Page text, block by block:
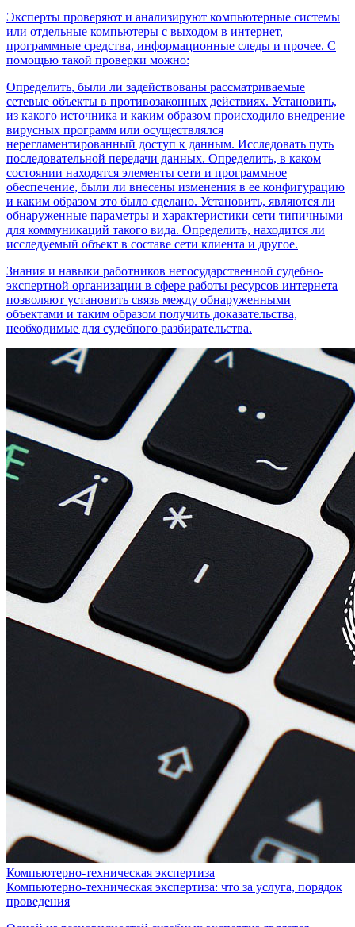
Эксперты проверяют и анализируют компьютерные системы
или отдельные компьютеры с выходом в интернет,
программные средства, информационные следы и прочее. С
помощью такой проверки можно:
Определить, были ли задействованы рассматриваемые
сетевые объекты в противозаконных действиях. Установить,
из какого источника и каким образом происходило внедрение
вирусных программ или осуществлялся
нерегламентированный доступ к данным. Исследовать путь
последовательной передачи данных. Определить, в каком
состоянии находятся элементы сети и программное
обеспечение, были ли внесены изменения в ее конфигурацию
и каким образом это было сделано. Установить, являются ли
обнаруженные параметры и характеристики сети типичными
для коммуникаций такого вида. Определить, находится ли
исследуемый объект в составе сети клиента и другое.
Знания и навыки работников негосударственной судебно-
экспертной организации в сфере работы ресурсов интернета
позволяют установить связь между обнаруженными
объектами и таким образом получить доказательства,
необходимые для судебного разбирательства.
Компьютерно-техническая экспертиза
Компьютерно-техническая экспертиза: что за услуга, порядок
проведения